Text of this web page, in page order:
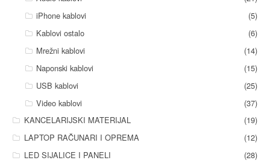
iPhone kablovi
(5)
Kablovi ostalo
(6)
Mrežni kablovi
(14)
Naponski kablovi
(15)
USB kablovi
(25)
Video kablovi
(37)
KANCELARIJSKI MATERIJAL
(19)
LAPTOP RAČUNARI I OPREMA
(12)
LED SIJALICE I PANELI
(28)